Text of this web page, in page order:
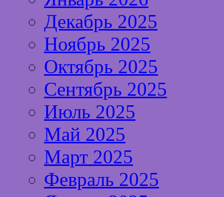
Декабрь 2025
Ноябрь 2025
Октябрь 2025
Сентябрь 2025
Июль 2025
Май 2025
Март 2025
Февраль 2025